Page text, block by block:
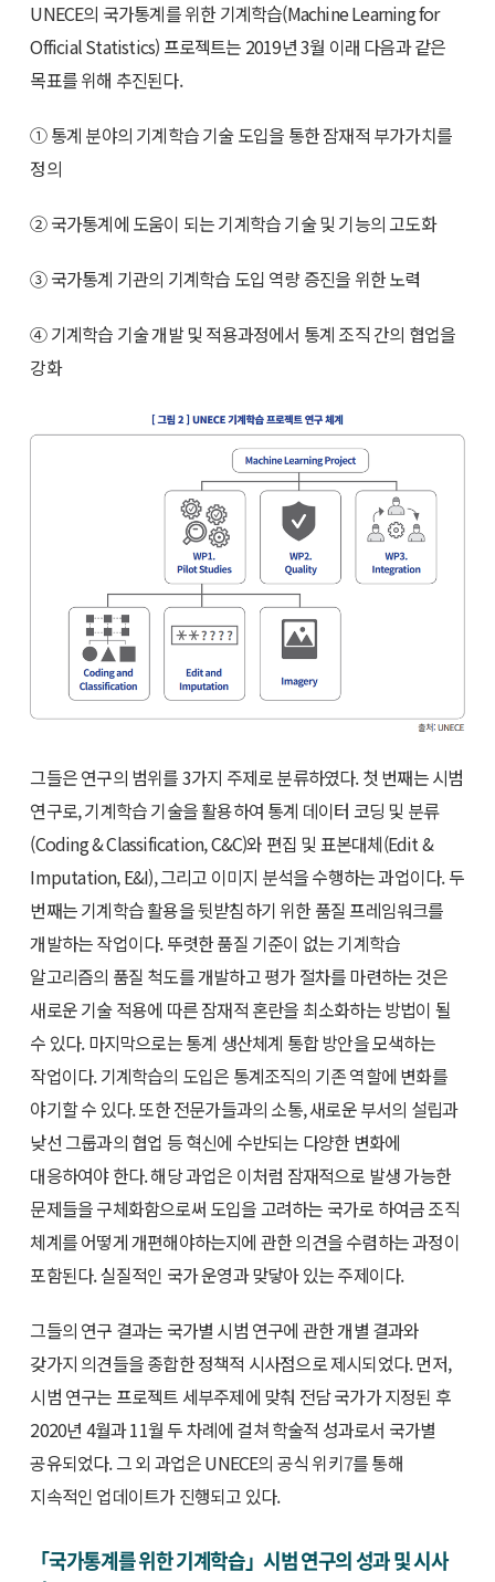
UNECE의 국가통계를 위한 기계학습(Machine Learning for
Official Statistics) 프로젝트는 2019년 3월 이래 다음과 같은
목표를 위해 추진된다.
① 통계 분야의 기계학습 기술 도입을 통한 잠재적 부가가치를
정의
② 국가통계에 도움이 되는 기계학습 기술 및 기능의 고도화
③ 국가통계 기관의 기계학습 도입 역량 증진을 위한 노력
④ 기계학습 기술 개발 및 적용과정에서 통계 조직 간의 협업을
강화
그들은 연구의 범위를 3가지 주제로 분류하였다. 첫 번째는 시범
연구로, 기계학습 기술을 활용하여 통계 데이터 코딩 및 분류
(Coding & Classification, C&C)와 편집 및 표본대체(Edit &
Imputation, E&I), 그리고 이미지 분석을 수행하는 과업이다. 두
번째는 기계학습 활용을 뒷받침하기 위한 품질 프레임워크를
개발하는 작업이다. 뚜렷한 품질 기준이 없는 기계학습
알고리즘의 품질 척도를 개발하고 평가 절차를 마련하는 것은
새로운 기술 적용에 따른 잠재적 혼란을 최소화하는 방법이 될
수 있다. 마지막으로는 통계 생산체계 통합 방안을 모색하는
작업이다. 기계학습의 도입은 통계조직의 기존 역할에 변화를
야기할 수 있다. 또한 전문가들과의 소통, 새로운 부서의 설립과
낮선 그룹과의 협업 등 혁신에 수반되는 다양한 변화에
대응하여야 한다. 해당 과업은 이처럼 잠재적으로 발생 가능한
문제들을 구체화함으로써 도입을 고려하는 국가로 하여금 조직
체계를 어떻게 개편해야하는지에 관한 의견을 수렴하는 과정이
포함된다. 실질적인 국가 운영과 맞닿아 있는 주제이다.
그들의 연구 결과는 국가별 시범 연구에 관한 개별 결과와
갖가지 의견들을 종합한 정책적 시사점으로 제시되었다. 먼저,
시범 연구는 프로젝트 세부주제에 맞춰 전담 국가가 지정된 후
2020년 4월과 11월 두 차례에 걸쳐 학술적 성과로서 국가별
공유되었다. 그 외 과업은 UNECE의 공식 위키7를 통해
지속적인 업데이트가 진행되고 있다.
「국가통계를 위한 기계학습」시범 연구의 성과 및 시사